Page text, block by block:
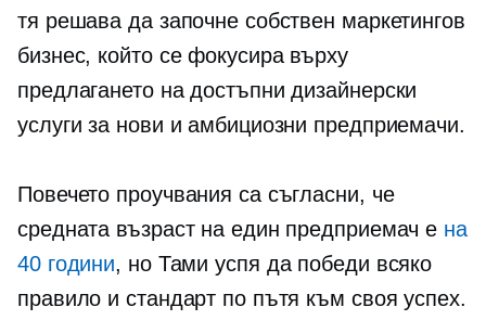
тя решава да започне собствен маркетингов
бизнес, който се фокусира върху
предлагането на достъпни дизайнерски
услуги за нови и амбициозни предприемачи.
Повечето проучвания са съгласни, че
средната възраст на един предприемач е на
40 години, но Тами успя да победи всяко
правило и стандарт по пътя към своя успех.